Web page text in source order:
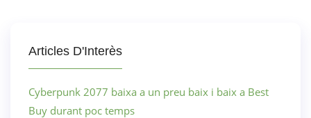
Articles D'Interès
Cyberpunk 2077 baixa a un preu baix i baix a Best
Buy durant poc temps